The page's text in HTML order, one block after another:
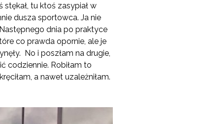
stękał, tu ktoś zasypiał w
dusza sportowca. Ja nie
dnia po praktyce
co prawda opornie, ale je
No i poszłam na drugie,
codziennie. Robiłam to
a nawet uzależniłam.